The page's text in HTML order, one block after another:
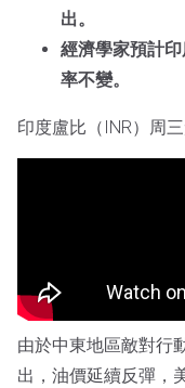
出。
經濟學家預計
率不變。
印度盧比（INR）周
由於中東地區敵對行
出，油價延續反彈，